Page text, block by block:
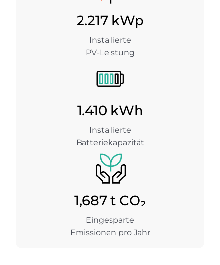
2.217kWp
Installierte
PV-Leistung
1.410 kWh
Installierte
Batteriekapazität
1,687t CO₂
Eingesparte
Emissionen pro Jahr